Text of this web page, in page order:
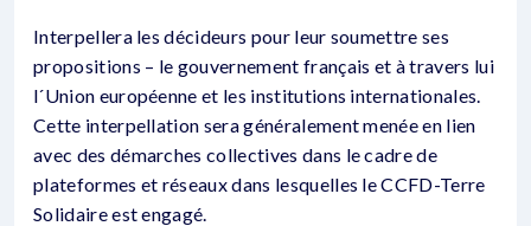
Interpellera les décideurs pour leur soumettre ses
propositions – le gouvernement français et à travers lui
l´Union européenne et les institutions internationales.
Cette interpellation sera généralement menée en lien
avec des démarches collectives dans le cadre de
plateformes et réseaux dans lesquelles le CCFD-Terre
Solidaire est engagé.